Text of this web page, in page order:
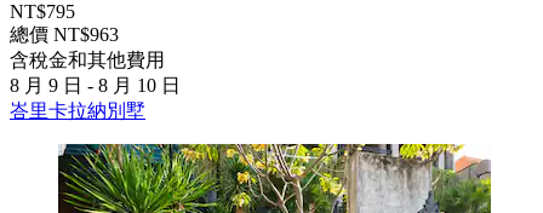
NT$795
總價 NT$963
含稅金和其他費用
8 月 9 日 - 8 月 10 日
峇里卡拉納別墅